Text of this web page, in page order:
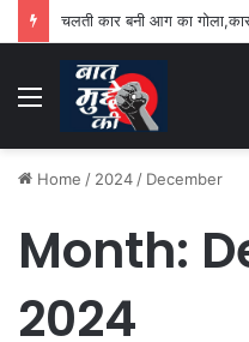
चलती कार बनी आग का
Menu
Home / 2024 / December
Month:
2024